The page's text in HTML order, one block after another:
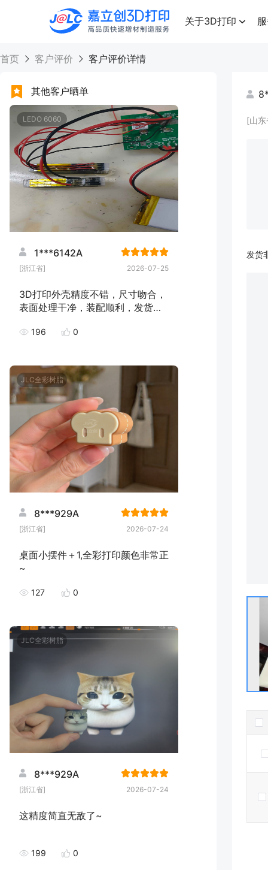
高品质快速增材制造服务
关于3D打印
首页 客户评价 客户评价详情
其他客户晒单
LEDO 6060
1***6142A
[浙江省] 2026-07-25
3D打印外壳精度不错，尺寸吻合，
表面处理干净，装配顺利，发货速
196 0
JLC全彩树脂
8***929A
[浙江省] 2026-07-24
桌面小摆件＋1,全彩打印颜色非常正
~
127 0
JLC全彩树脂
8***929A
[浙江省] 2026-07-24
这精度简直无敌了~
199 0
[山
发货